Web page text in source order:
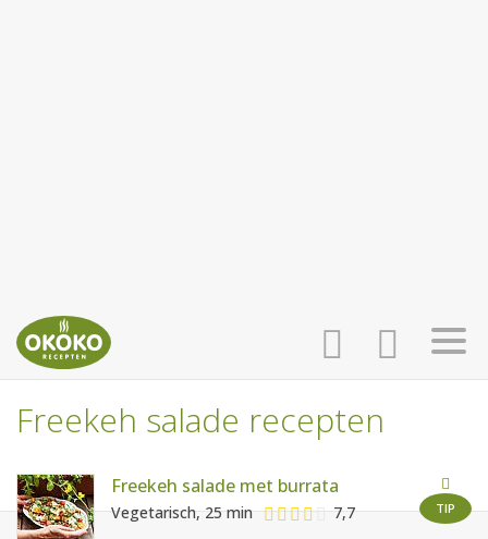
INLOGGEN
AANMELDEN
HOME
RECEPTEN
Freekeh salade recepten
TIP
Freekeh salade met burrata
Vegetarisch, 25 min 7,7